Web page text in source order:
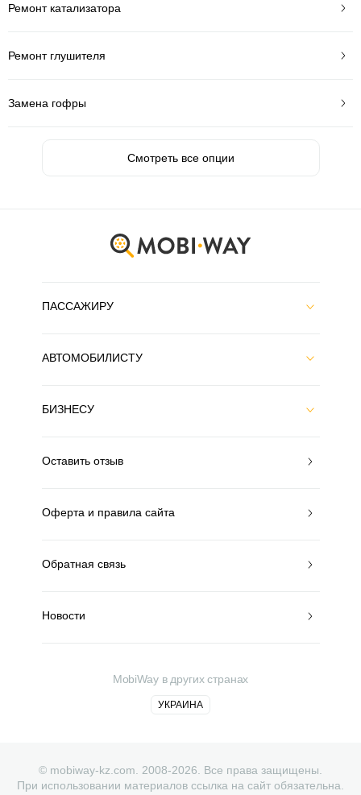
Ремонт катализатора
Ремонт глушителя
Замена гофры
Смотреть все опции
ПАССАЖИРУ
АВТОМОБИЛИСТУ
БИЗНЕСУ
Оставить отзыв
Оферта и правила сайта
Обратная связь
Новости
MobiWay в других странах
УКРАИНА
© mobiway-kz.com. 2008-2026. Все права защищены.
При использовании материалов ссылка на сайт обязательна.